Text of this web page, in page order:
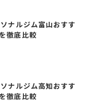
ナルジム富山おすす
徹底比較
ナルジム高知おすす
徹底比較